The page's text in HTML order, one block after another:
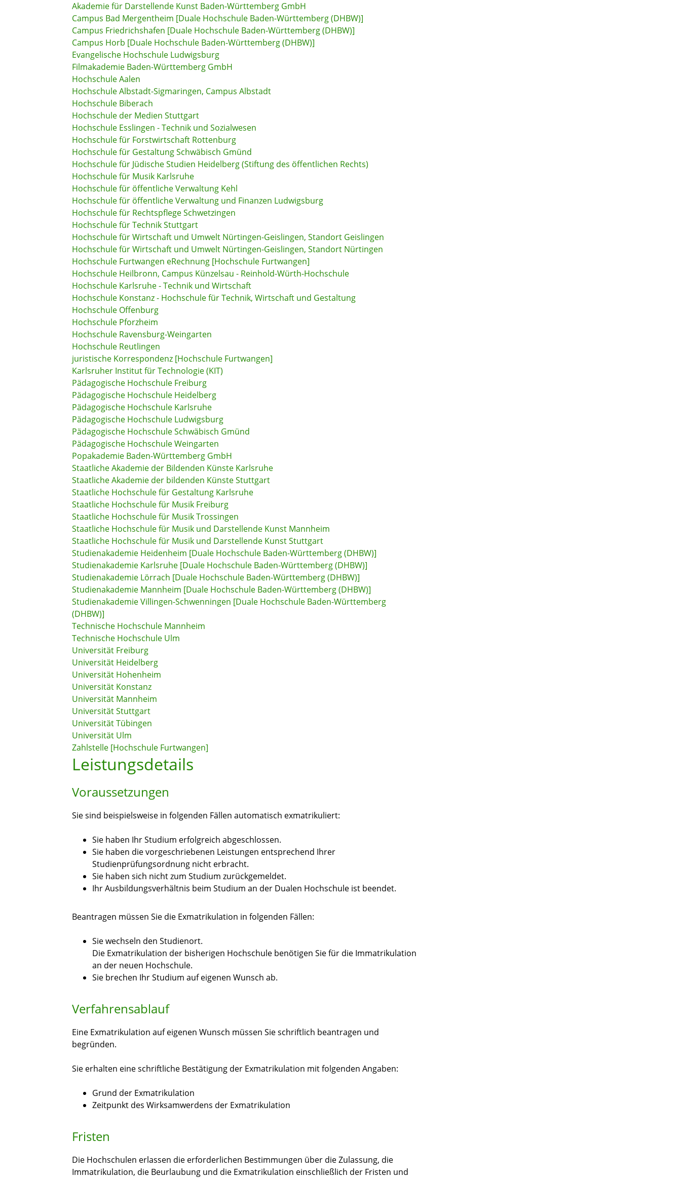
Akademie für Darstellende Kunst Baden-Württemberg GmbH
Campus Bad Mergentheim [Duale Hochschule Baden-Württemberg (DHBW)]
Campus Friedrichshafen [Duale Hochschule Baden-Württemberg (DHBW)]
Campus Horb [Duale Hochschule Baden-Württemberg (DHBW)]
Evangelische Hochschule Ludwigsburg
Filmakademie Baden-Württemberg GmbH
Hochschule Aalen
Hochschule Albstadt-Sigmaringen, Campus Albstadt
Hochschule Biberach
Hochschule der Medien Stuttgart
Hochschule Esslingen - Technik und Sozialwesen
Hochschule für Forstwirtschaft Rottenburg
Hochschule für Gestaltung Schwäbisch Gmünd
Hochschule für Jüdische Studien Heidelberg (Stiftung des öffentlichen Rechts)
Hochschule für Musik Karlsruhe
Hochschule für öffentliche Verwaltung Kehl
Hochschule für öffentliche Verwaltung und Finanzen Ludwigsburg
Hochschule für Rechtspflege Schwetzingen
Hochschule für Technik Stuttgart
Hochschule für Wirtschaft und Umwelt Nürtingen-Geislingen, Standort Geislingen
Hochschule für Wirtschaft und Umwelt Nürtingen-Geislingen, Standort Nürtingen
Hochschule Furtwangen eRechnung [Hochschule Furtwangen]
Hochschule Heilbronn, Campus Künzelsau - Reinhold-Würth-Hochschule
Hochschule Karlsruhe - Technik und Wirtschaft
Hochschule Konstanz - Hochschule für Technik, Wirtschaft und Gestaltung
Hochschule Offenburg
Hochschule Pforzheim
Hochschule Ravensburg-Weingarten
Hochschule Reutlingen
juristische Korrespondenz [Hochschule Furtwangen]
Karlsruher Institut für Technologie (KIT)
Pädagogische Hochschule Freiburg
Pädagogische Hochschule Heidelberg
Pädagogische Hochschule Karlsruhe
Pädagogische Hochschule Ludwigsburg
Pädagogische Hochschule Schwäbisch Gmünd
Pädagogische Hochschule Weingarten
Popakademie Baden-Württemberg GmbH
Staatliche Akademie der Bildenden Künste Karlsruhe
Staatliche Akademie der bildenden Künste Stuttgart
Staatliche Hochschule für Gestaltung Karlsruhe
Staatliche Hochschule für Musik Freiburg
Staatliche Hochschule für Musik Trossingen
Staatliche Hochschule für Musik und Darstellende Kunst Mannheim
Staatliche Hochschule für Musik und Darstellende Kunst Stuttgart
Studienakademie Heidenheim [Duale Hochschule Baden-Württemberg (DHBW)]
Studienakademie Karlsruhe [Duale Hochschule Baden-Württemberg (DHBW)]
Studienakademie Lörrach [Duale Hochschule Baden-Württemberg (DHBW)]
Studienakademie Mannheim [Duale Hochschule Baden-Württemberg (DHBW)]
Studienakademie Villingen-Schwenningen [Duale Hochschule Baden-Württemberg
(DHBW)]
Technische Hochschule Mannheim
Technische Hochschule Ulm
Universität Freiburg
Universität Heidelberg
Universität Hohenheim
Universität Konstanz
Universität Mannheim
Universität Stuttgart
Universität Tübingen
Universität Ulm
Zahlstelle [Hochschule Furtwangen]
Leistungsdetails
Voraussetzungen
Sie sind beispielsweise in folgenden Fällen automatisch exmatrikuliert:
Sie haben Ihr Studium erfolgreich abgeschlossen.
Sie haben die vorgeschriebenen Leistungen entsprechend Ihrer
Studienprüfungsordnung nicht erbracht.
Sie haben sich nicht zum Studium zurückgemeldet.
Ihr Ausbildungsverhältnis beim Studium an der Dualen Hochschule ist beendet.
Beantragen müssen Sie die Exmatrikulation in folgenden Fällen:
Sie wechseln den Studienort.
Die Exmatrikulation der bisherigen Hochschule benötigen Sie für die Immatrikulation
an der neuen Hochschule.
Sie brechen Ihr Studium auf eigenen Wunsch ab.
Verfahrensablauf
Eine Exmatrikulation auf eigenen Wunsch müssen Sie schriftlich beantragen und
begründen.
Sie erhalten eine schriftliche Bestätigung der Exmatrikulation mit folgenden Angaben:
Grund der Exmatrikulation
Zeitpunkt des Wirksamwerdens der Exmatrikulation
Fristen
Die Hochschulen erlassen die erforderlichen Bestimmungen über die Zulassung, die
Immatrikulation, die Beurlaubung und die Exmatrikulation einschließlich der Fristen und